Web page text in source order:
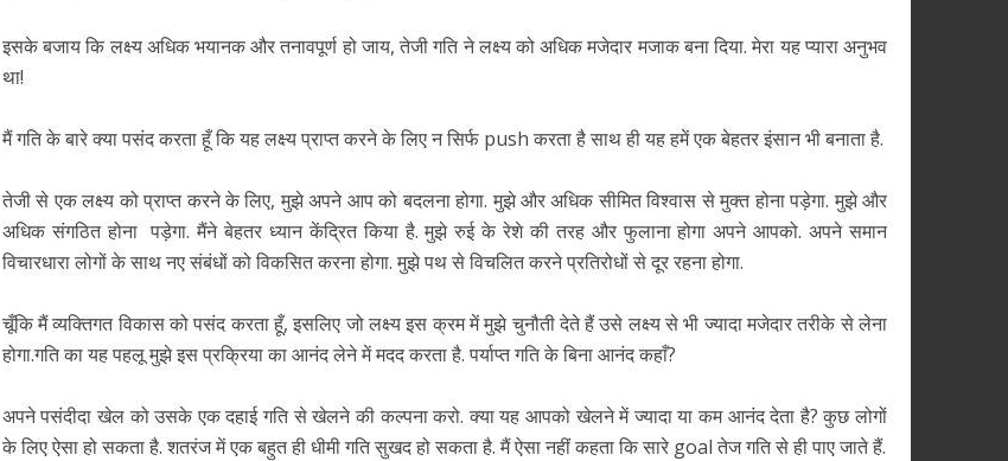
इसके बजाय कि लक्ष्य अधिक भयानक और तनावपूर्ण हो जाय, तेजी गति ने लक्ष्य को अधिक मजेदार मजाक बना दिया. मेरा यह प्यारा अनुभव
था!
मैं गति के बारे क्या पसंद करता हूँ कि यह लक्ष्य प्राप्त करने के लिए न सिर्फ push करता है साथ ही यह हमें एक बेहतर इंसान भी बनाता है.
तेजी से एक लक्ष्य को प्राप्त करने के लिए, मुझे अपने आप को बदलना होगा. मुझे और अधिक सीमित विश्वास से मुक्त होना पड़ेगा. मुझे और
अधिक संगठित होना पड़ेगा. मैंने बेहतर ध्यान केंद्रित किया है. मुझे रुई के रेशे की तरह और फुलाना होगा अपने आपको. अपने समान
विचारधारा लोगों के साथ नए संबंधों को विकसित करना होगा. मुझे पथ से विचलित करने प्रतिरोधों से दूर रहना होगा.
चूँकि मैं व्यक्तिगत विकास को पसंद करता हूँ, इसलिए जो लक्ष्य इस क्रम में मुझे चुनौती देते हैं उसे लक्ष्य से भी ज्यादा मजेदार तरीके से लेना
होगा.गति का यह पहलू मुझे इस प्रक्रिया का आनंद लेने में मदद करता है. पर्याप्त गति के बिना आनंद कहाँ?
अपने पसंदीदा खेल को उसके एक दहाई गति से खेलने की कल्पना करो. क्या यह आपको खेलने में ज्यादा या कम आनंद देता है? कुछ लोगों
के लिए ऐसा हो सकता है. शतरंज में एक बहुत ही धीमी गति सुखद हो सकता है. मैं ऐसा नहीं कहता कि सारे goal तेज गति से ही पाए जाते हैं.